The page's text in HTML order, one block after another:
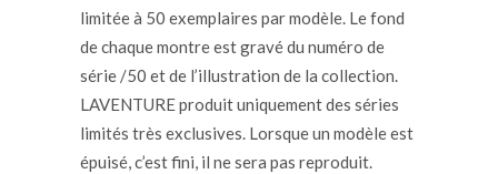
limitée à 50 exemplaires par modèle. Le fond
de chaque montre est gravé du numéro de
série /50 et de l’illustration de la collection.
LAVENTURE produit uniquement des séries
limités très exclusives. Lorsque un modèle est
épuisé, c’est fini, il ne sera pas reproduit.